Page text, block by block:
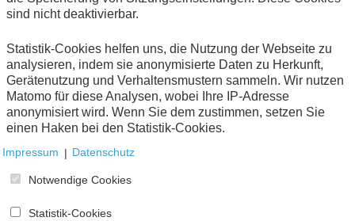
Personalwirtschaft
Rechnungslegung & Steuern
Informationswirtschaft
Bescheinigungen
Publikationen
zum Verein
Keine Nachrichten verfügbar.
sind nicht deaktivierbar.
Statistik-Cookies helfen uns, die Nutzung der Webseite zu
analysieren, indem sie anonymisierte Daten zu Herkunft,
Gerätenutzung und Verhaltensmustern sammeln. Wir nutzen
Matomo für diese Analysen, wobei Ihre IP-Adresse
anonymisiert wird. Wenn Sie dem zustimmen, setzen Sie
einen Haken bei den Statistik-Cookies.
Impressum | Datenschutz
Notwendige Cookies
Statistik-Cookies